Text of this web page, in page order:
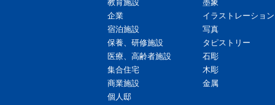
教育施設
企業
宿泊施設
保養、研修施設
医療、高齢者施設
集合住宅
商業施設
個人邸
墨象
イラストレーション
写真
タピストリー
石彫
木彫
金属